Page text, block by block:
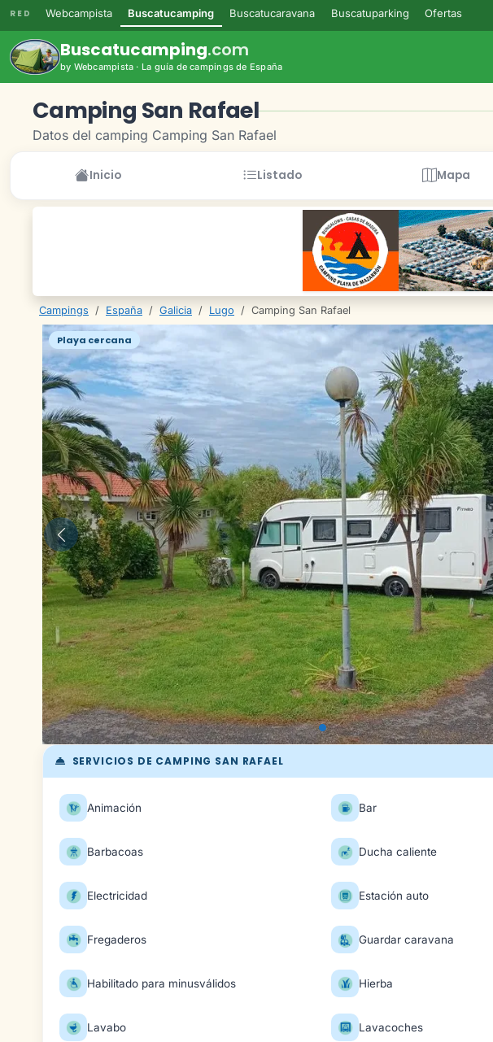
RED Webcampista Buscatucamping Buscatucaravana Buscatuparking Ofertas
Buscatucamping.com
by Webcampista · La guía de campings de España
Camping San Rafael
Datos del camping Camping San Rafael
Inicio Listado Mapa
Campings / España / Galicia / Lugo / Camping San Rafael
Playa cercana
Anterior
SERVICIOS DE CAMPING SAN RAFAEL
Animación Bar
Barbacoas Ducha caliente
Electricidad Estación auto
Fregaderos Guardar caravana
Habilitado para minusválidos Hierba
Lavabo Lavacoches